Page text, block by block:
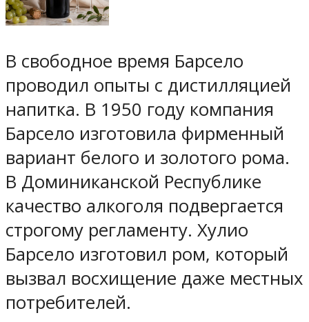
В свободное время Барсело
проводил опыты с дистилляцией
напитка. В 1950 году компания
Барсело изготовила фирменный
вариант белого и золотого рома.
В Доминиканской Республике
качество алкоголя подвергается
строгому регламенту. Хулио
Барсело изготовил ром, который
вызвал восхищение даже местных
потребителей.